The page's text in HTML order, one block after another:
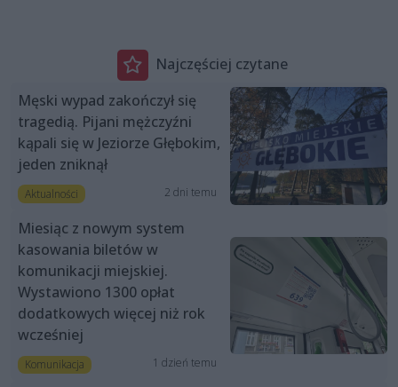
Najczęściej czytane
Męski wypad zakończył się
tragedią. Pijani mężczyźni
kąpali się w Jeziorze Głębokim,
jeden zniknął
Aktualności 2 dni temu
Miesiąc z nowym system
kasowania biletów w
komunikacji miejskiej.
Wystawiono 1300 opłat
dodatkowych więcej niż rok
wcześniej
Komunikacja 1 dzień temu